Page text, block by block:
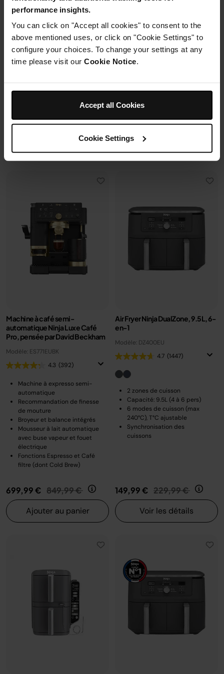
performance insights.
You can click on "Accept all cookies" to consent to the
above mentioned uses, or click on "Cookie Settings" to
configure your choices. To change your settings at any
time please visit our Cookie Notice.
Accept all Cookies
Cookie Settings
12+ verres de 25 cl
6 programmes + SlushAssist
349,99 €
2 cuves en verre (1.4L + 3.8L)
4 modes de cuisson
Préparez, cuisinez, conservez
avec un même récipient.
119,99 €
Machine à café semi-
automatique Ninja Luxe Café
Pro, pensée par David Beckham
Modèle: ES771EUBK
4.3 (392)
Machine à expresso semi-
automatique
Recommandation de finesse
de mouture
Broyeur et balance intégrés
Mousseur à lait automatique
avec buse vapeur et fouet
électrique
Fonctions Espresso et Café
filtre (dont Cold Brew)
699,99 € Prix réduit de
849,99 € au
Ajouter au panier
Air Fryer Ninja DualZone, 9.5L, 6-
en-1
Modèle: DZ400EU
4.7 (1447)
2 zones de cuisson
Capacité: 9.5L (4 à 6 pers)
6 modes de cuisson (max
240°C), T°C ajustable
Synchronisation des
cuissons
149,99 € Prix réduit de
229,99 € au
Voir les détails